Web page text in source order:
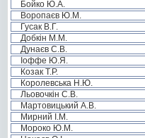
Бойко Ю.А.
Воропаєв Ю.М.
Гусак В.Г.
Добкін М.М.
Дунаєв С.В.
Іоффе Ю.Я.
Козак Т.Р.
Королевська Н.Ю.
Льовочкін С.В.
Мартовицький А.В.
Мирний І.М.
Мороко Ю.М.